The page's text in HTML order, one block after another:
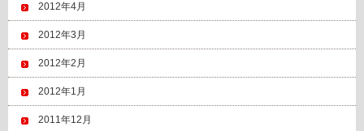
2012年4月
2012年3月
2012年2月
2012年1月
2011年12月